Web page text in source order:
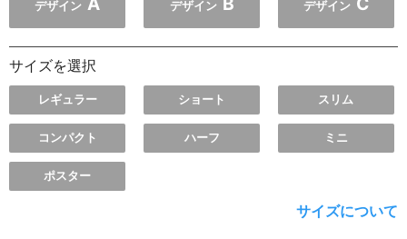
デザイン デザイン デザイン
サイズを選択
レギュラー ショート スリム
コンパクト ハーフ ミニ
ポスター
サイズについて